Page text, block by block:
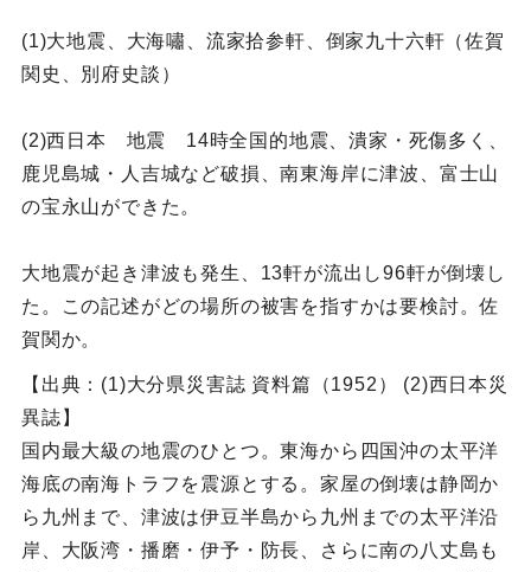
(1)大地震、大海嘯、流家拾参軒、倒家九十六軒（佐賀
関史、別府史談）
(2)西日本 地震 14時全国的地震、潰家・死傷多く、
鹿児島城・人吉城など破損、南東海岸に津波、富士山
の宝永山ができた。
大地震が起き津波も発生、13軒が流出し96軒が倒壊し
た。この記述がどの場所の被害を指すかは要検討。佐
賀関か。
【出典：(1)大分県災害誌 資料篇（1952） (2)西日本災
異誌】
国内最大級の地震のひとつ。東海から四国沖の太平洋
海底の南海トラフを震源とする。家屋の倒壊は静岡か
ら九州まで、津波は伊豆半島から九州までの太平洋沿
岸、大阪湾・播磨・伊予・防長、さらに南の八丈島も